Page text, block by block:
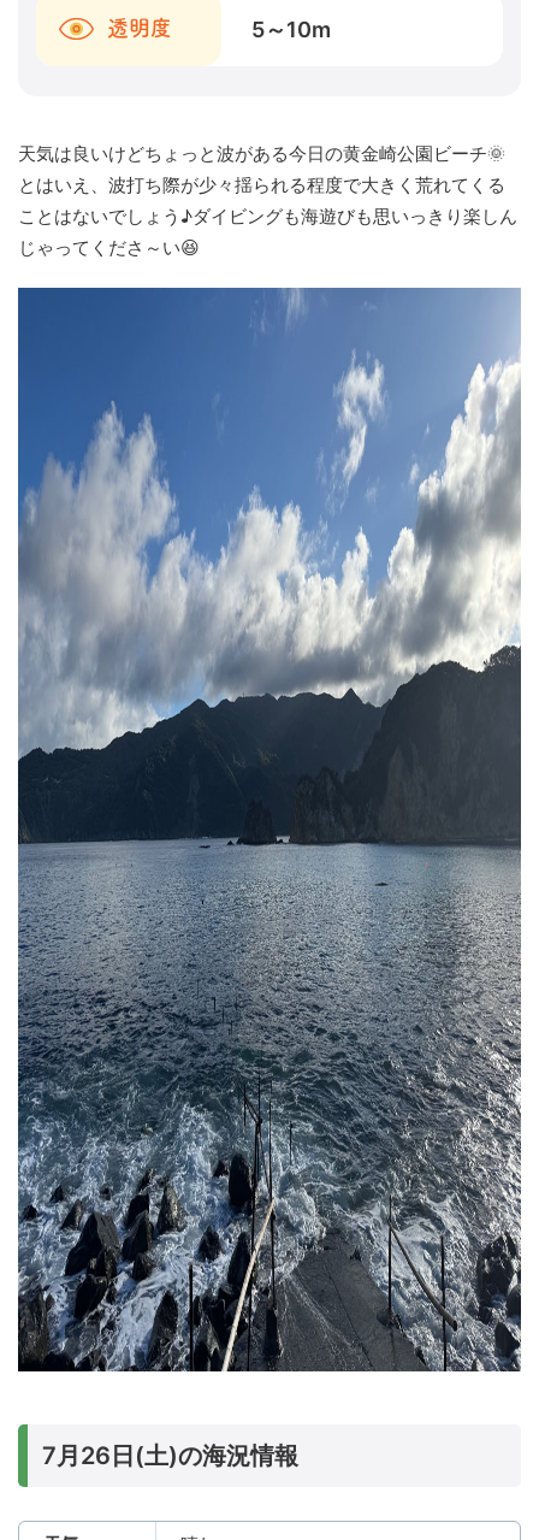
透明度 5～10m
天気は良いけどちょっと波がある今日の黄金崎公園ビーチ🌞
とはいえ、波打ち際が少々揺られる程度で大きく荒れてくる
ことはないでしょう♪ダイビングも海遊びも思いっきり楽しん
じゃってくださ～い😆
7月26日(土)の海況情報